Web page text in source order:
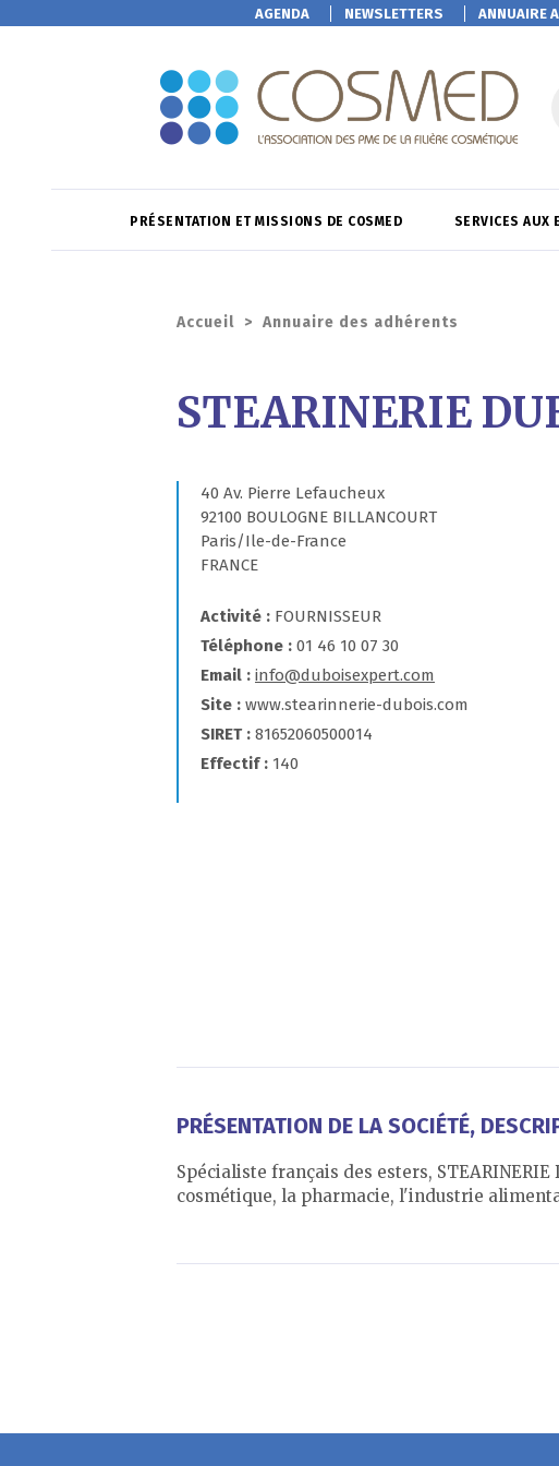
AGENDA NEWSLETTERS ANNUAIRE
PRÉSENTATION ET MISSIONS DE COSMED SERVICES AUX
Accueil > Annuaire des adhérents
STEARINERIE
40 Av. Pierre Lefaucheux
92100 BOULOGNE BILLANCOURT
Paris/Ile-de-France
FRANCE
Activité
FOURNISSEUR
Téléphone
01 46 10 07 30
Email
info@duboisexpert.com
Site
www.stearinnerie-dubois.com
SIRET
81652060500014
Effectif
140
PRÉSENTATION DE LA SOCIÉTÉ,
Spécialiste français des esters,
cosmétique, la pharmacie, l'industrie